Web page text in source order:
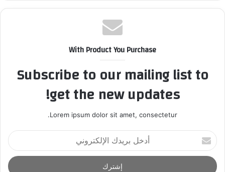
With Product You Purchase
Subscribe to our mailing list to
get the new updates!
Lorem ipsum dolor sit amet, consectetur.
أ
د
خ
ل